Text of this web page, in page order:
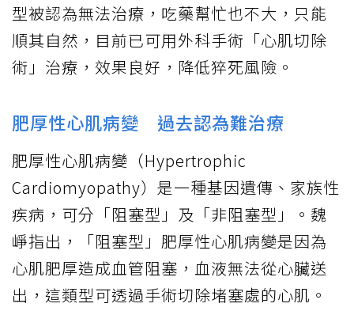
型被認為無法治療，吃藥幫忙也不大，只能
順其自然，目前已可用外科手術「心肌切除
術」治療，效果良好，降低猝死風險。
肥厚性心肌病變 過去認為難治療
肥厚性心肌病變（Hypertrophic
Cardiomyopathy）是一種基因遺傳、家族性
疾病，可分「阻塞型」及「非阻塞型」。魏
崢指出，「阻塞型」肥厚性心肌病變是因為
心肌肥厚造成血管阻塞，血液無法從心臟送
出，這類型可透過手術切除堵塞處的心肌。